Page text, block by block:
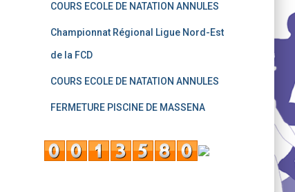
COURS ECOLE DE NATATION ANNULES
Championnat Régional Ligue Nord-Est
de la FCD
COURS ECOLE DE NATATION ANNULES
FERMETURE PISCINE DE MASSENA